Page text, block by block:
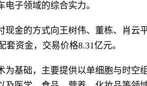
子领域的综合实力。
现金的方式向王树伟、董栋、肖云
资金，交易价格8.31亿元。
为基础，主要提供以单细胞与时空